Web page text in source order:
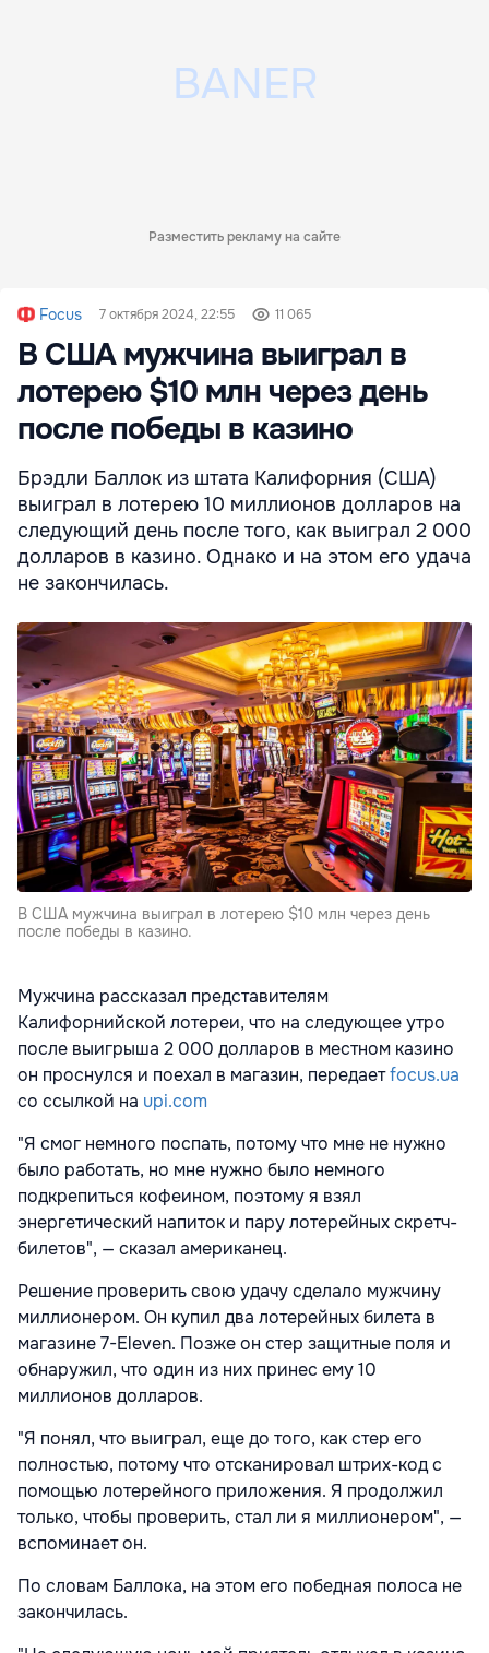
Разместить рекламу на сайте
Focus 7 октября 2024, 22:55 11 065
В США мужчина выиграл в
лотерею $10 млн через день
после победы в казино
Брэдли Баллок из штата Калифорния (США)
выиграл в лотерею 10 миллионов долларов на
следующий день после того, как выиграл 2 000
долларов в казино. Однако и на этом его удача
не закончилась.
В США мужчина выиграл в лотерею $10 млн через день
после победы в казино.
Мужчина рассказал представителям
Калифорнийской лотереи, что на следующее утро
после выигрыша 2 000 долларов в местном казино
он проснулся и поехал в магазин, передаетfocus.ua
со ссылкой на upi.com
"Я смог немного поспать, потому что мне не нужно
было работать, но мне нужно было немного
подкрепиться кофеином, поэтому я взял
энергетический напиток и пару лотерейных скретч-
билетов", — сказал американец.
Решение проверить свою удачу сделало мужчину
миллионером. Он купил два лотерейных билета в
магазине 7-Eleven. Позже он стер защитные поля и
обнаружил, что один из них принес ему 10
миллионов долларов.
"Я понял, что выиграл, еще до того, как стер его
полностью, потому что отсканировал штрих-код с
помощью лотерейного приложения. Я продолжил
только, чтобы проверить, стал ли я миллионером", —
вспоминает он.
По словам Баллока, на этом его победная полоса не
закончилась.